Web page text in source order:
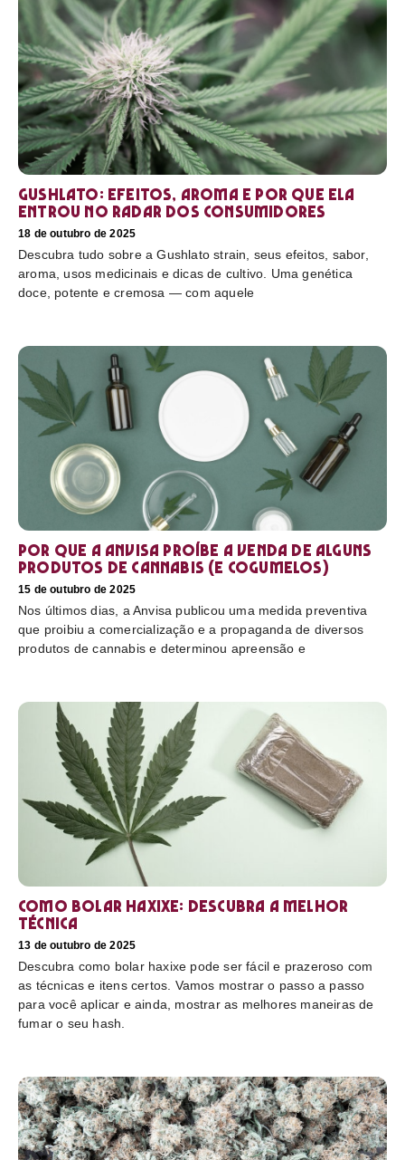
Gushlato: efeitos, aroma e por que ela
entrou no radar dos consumidores
18 de outubro de 2025
Descubra tudo sobre a Gushlato strain, seus efeitos, sabor,
aroma, usos medicinais e dicas de cultivo. Uma genética
doce, potente e cremosa — com aquele
Por que a Anvisa proíbe a venda de alguns
produtos de cannabis (e cogumelos)
15 de outubro de 2025
Nos últimos dias, a Anvisa publicou uma medida preventiva
que proibiu a comercialização e a propaganda de diversos
produtos de cannabis e determinou apreensão e
Como bolar haxixe: Descubra a melhor
técnica
13 de outubro de 2025
Descubra como bolar haxixe pode ser fácil e prazeroso com
as técnicas e itens certos. Vamos mostrar o passo a passo
para você aplicar e ainda, mostrar as melhores maneiras de
fumar o seu hash.